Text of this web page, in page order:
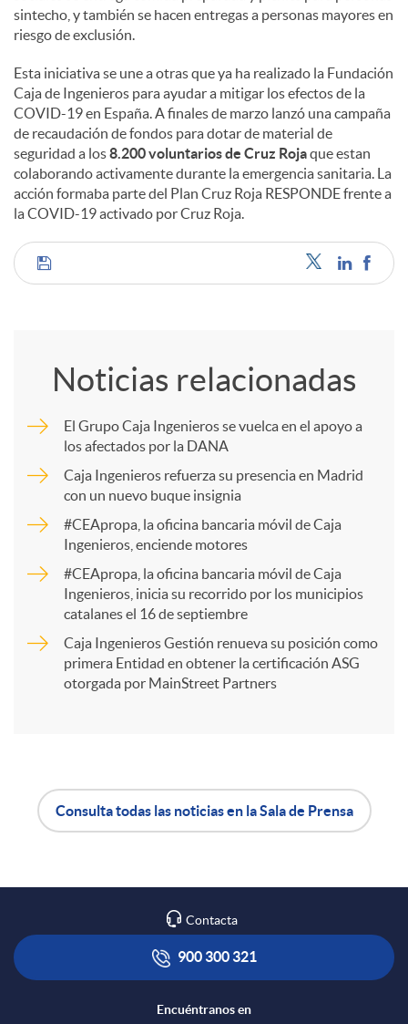
sintecho, y también se hacen entregas a personas mayores en
riesgo de exclusión.
Esta iniciativa se une a otras que ya ha realizado la Fundación
Caja de Ingenieros para ayudar a mitigar los efectos de la
COVID-19 en España. A finales de marzo lanzó una campaña
de recaudación de fondos para dotar de material de
seguridad a los8.200 voluntarios de Cruz Rojaque estan
colaborando activamente durante la emergencia sanitaria. La
acción formaba parte del Plan Cruz Roja RESPONDE frente a
la COVID-19 activado por Cruz Roja.
C
p
a
r
t
R
e
Noticias relacionadas
El Grupo Caja Ingenieros se vuelca en el apoyo a
los afectados por la DANA
Caja Ingenieros refuerza su presencia en Madrid
con un nuevo buque insignia
#CEApropa, la oficina bancaria móvil de Caja
Ingenieros, enciende motores
#CEApropa, la oficina bancaria móvil de Caja
Ingenieros, inicia su recorrido por los municipios
catalanes el 16 de septiembre
Caja Ingenieros Gestión renueva su posición como
primera Entidad en obtener la certificación ASG
otorgada por MainStreet Partners
A
p
l
o
t
Consulta todas las noticias en la Sala de Prensa
Contacta
900 300 321
Encuéntranos en